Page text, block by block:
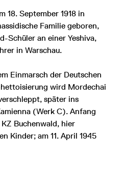
18. September 1918 in
Familie geboren,
Schüler an einer Yeshiva,
in Warschau.
Einmarsch der Deutschen
wird Mordechai
später ins
(Werk C). Anfang
Buchenwald, hier
Kinder; am 11. April 1945